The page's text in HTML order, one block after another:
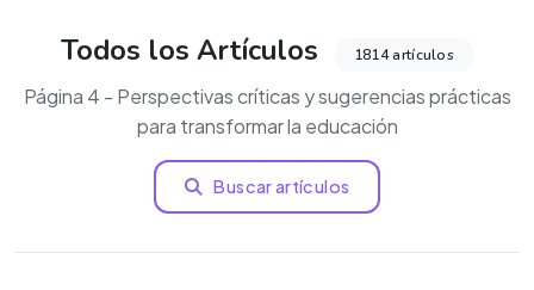
Todos los Artículos 1814 artículos
Página 4 - Perspectivas críticas y sugerencias prácticas
para transformar la educación
Buscar artículos